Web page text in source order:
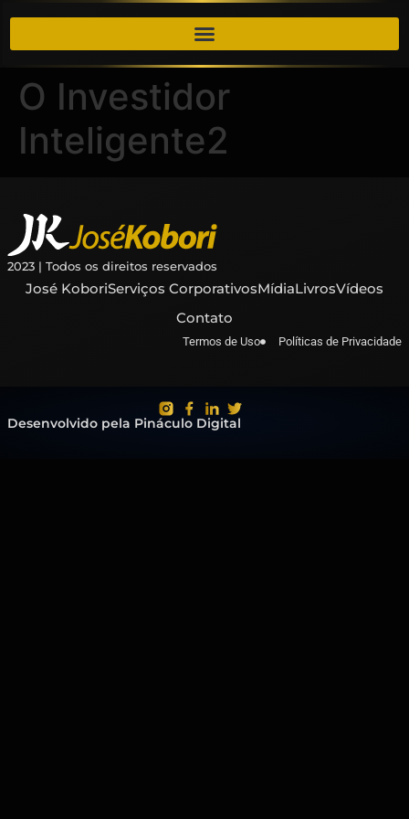
O Investidor
Inteligente2
2023 | Todos os direitos reservados
José KoboriServiços CorporativosMídiaLivrosVídeos
Contato
Termos de Uso Políticas de Privacidade
Desenvolvido pela Pináculo Digital